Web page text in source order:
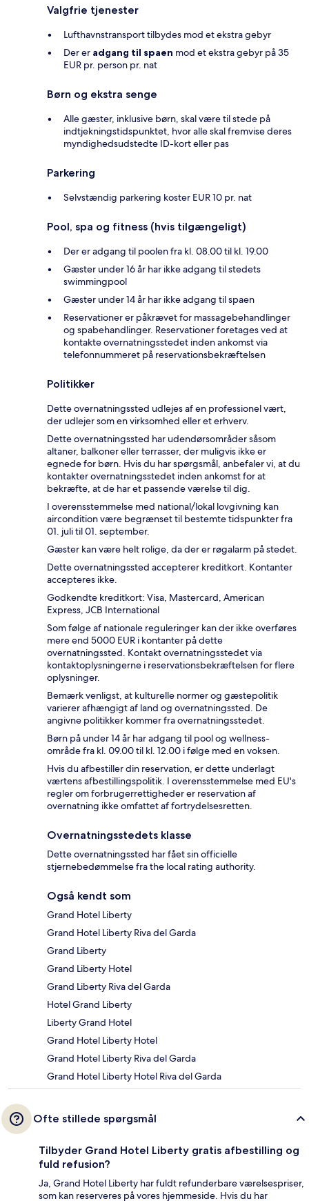
Valgfrie tjenester
Lufthavnstransport tilbydes mod et ekstra gebyr
Der er adgang til spaen mod et ekstra gebyr på 35
EUR pr. person pr. nat
Børn og ekstra senge
Alle gæster, inklusive børn, skal være til stede på
indtjekningstidspunktet, hvor alle skal fremvise deres
myndighedsudstedte ID-kort eller pas
Parkering
Selvstændig parkering koster EUR 10 pr. nat
Pool, spa og fitness (hvis tilgængeligt)
Der er adgang til poolen fra kl. 08.00 til kl. 19.00
Gæster under 16 år har ikke adgang til stedets
swimmingpool
Gæster under 14 år har ikke adgang til spaen
Reservationer er påkrævet for massagebehandlinger
og spabehandlinger. Reservationer foretages ved at
kontakte overnatningsstedet inden ankomst via
telefonnummeret på reservationsbekræftelsen
Politikker
Dette overnatningssted udlejes af en professionel vært,
der udlejer som en virksomhed eller et erhverv.
Dette overnatningssted har udendørsområder såsom
altaner, balkoner eller terrasser, der muligvis ikke er
egnede for børn. Hvis du har spørgsmål, anbefaler vi, at du
kontakter overnatningsstedet inden ankomst for at
bekræfte, at de har et passende værelse til dig.
I overensstemmelse med national/lokal lovgivning kan
aircondition være begrænset til bestemte tidspunkter fra
01. juli til 01. september.
Gæster kan være helt rolige, da der er røgalarm på stedet.
Dette overnatningssted accepterer kreditkort. Kontanter
accepteres ikke.
Godkendte kreditkort: Visa, Mastercard, American
Express, JCB International
Som følge af nationale reguleringer kan der ikke overføres
mere end 5000 EUR i kontanter på dette
overnatningssted. Kontakt overnatningsstedet via
kontaktoplysningerne i reservationsbekræftelsen for flere
oplysninger.
Bemærk venligst, at kulturelle normer og gæstepolitik
varierer afhængigt af land og overnatningssted. De
angivne politikker kommer fra overnatningsstedet.
Børn på under 14 år har adgang til pool og wellness-
område fra kl. 09.00 til kl. 12.00 i følge med en voksen.
Hvis du afbestiller din reservation, er dette underlagt
værtens afbestillingspolitik. I overensstemmelse med EU's
regler om forbrugerrettigheder er reservation af
overnatning ikke omfattet af fortrydelsesretten.
Overnatningsstedets klasse
Dette overnatningssted har fået sin officielle
stjernebedømmelse fra the local rating authority.
Også kendt som
Grand Hotel Liberty
Grand Hotel Liberty Riva del Garda
Grand Liberty
Grand Liberty Hotel
Grand Liberty Riva del Garda
Hotel Grand Liberty
Liberty Grand Hotel
Grand Hotel Liberty Hotel
Grand Hotel Liberty Riva del Garda
Grand Hotel Liberty Hotel Riva del Garda
Ofte stillede spørgsmål
Tilbyder Grand Hotel Liberty gratis afbestilling og
fuld refusion?
Ja, Grand Hotel Liberty har fuldt refunderbare værelsespriser,
som kan reserveres på vores hjemmeside. Hvis du har